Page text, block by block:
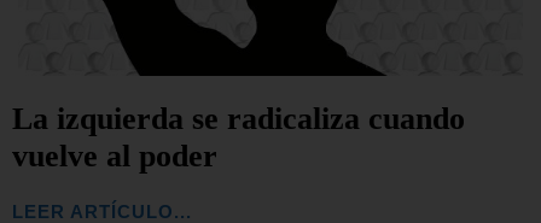
La izquierda se radicaliza cuando
vuelve al poder
LEER ARTÍCULO...